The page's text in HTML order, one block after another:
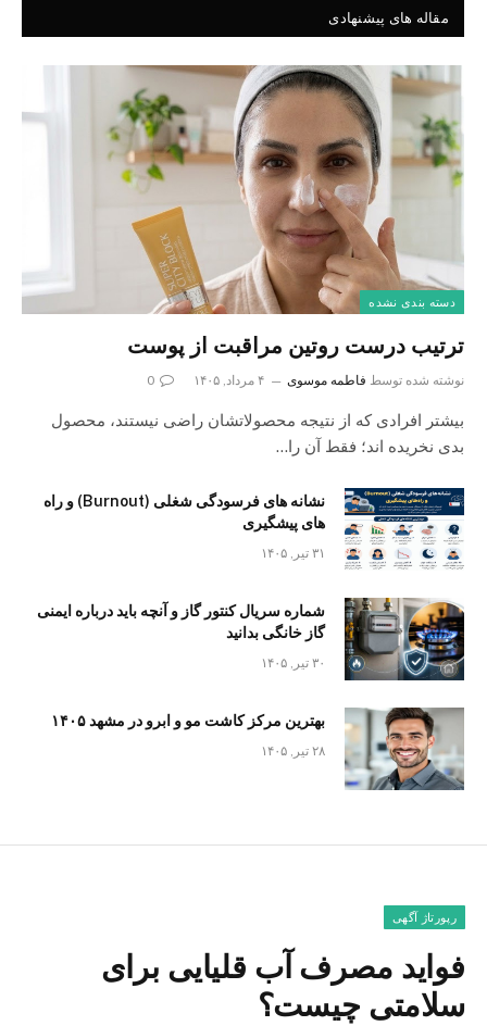
مقاله های پیشنهادی
دسته بندی نشده
ترتیب درست روتین مراقبت از پوست
نوشته شده توسط فاطمه موسوی ۴ مرداد, ۱۴۰۵ 0
بیشتر افرادی که از نتیجه محصولاتشان راضی نیستند، محصول
بدی نخریده اند؛ فقط آن را…
نشانه های فرسودگی شغلی (Burnout) و راه
های پیشگیری
۳۱ تیر, ۱۴۰۵
شماره سریال کنتور گاز و آنچه باید درباره ایمنی
گاز خانگی بدانید
۳۰ تیر, ۱۴۰۵
بهترین مرکز کاشت مو و ابرو در مشهد ۱۴۰۵
۲۸ تیر, ۱۴۰۵
رپورتاژ آگهی
فواید مصرف آب قلیایی برای
سلامتی چیست؟